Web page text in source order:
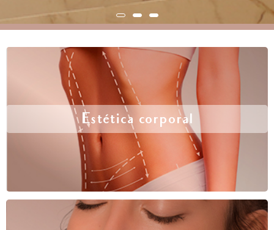
Estética corporal